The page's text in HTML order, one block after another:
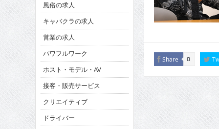
Share 0
風俗の求人
キャバクラの求人
営業の求人
パワフルワーク
ホスト・モデル・AV
接客・販売サービス
クリエイティブ
ドライバー